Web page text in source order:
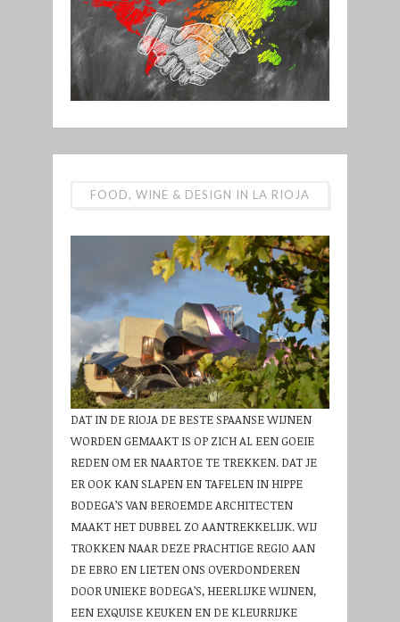
FOOD, WINE & DESIGN IN LA RIOJA
DAT IN DE RIOJA DE BESTE SPAANSE WIJNEN
WORDEN GEMAAKT IS OP ZICH AL EEN GOEIE
REDEN OM ER NAARTOE TE TREKKEN. DAT JE
ER OOK KAN SLAPEN EN TAFELEN IN HIPPE
BODEGA’S VAN BEROEMDE ARCHITECTEN
MAAKT HET DUBBEL ZO AANTREKKELIJK. WIJ
TROKKEN NAAR DEZE PRACHTIGE REGIO AAN
DE EBRO EN LIETEN ONS OVERDONDEREN
DOOR UNIEKE BODEGA’S, HEERLIJKE WIJNEN,
EEN EXQUISE KEUKEN EN DE KLEURRIJKE